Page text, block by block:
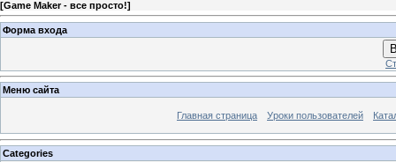
[Game Maker - все просто!]
Форма входа
Меню сайта
Главная страница Уроки пользователей
Categories